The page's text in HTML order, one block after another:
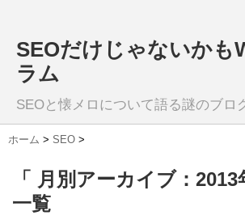
SEOだけじゃないかも
ラム
SEOと懐メロについて語る謎のブロ
ホーム > SEO >
「 月別アーカイブ：2013
一覧